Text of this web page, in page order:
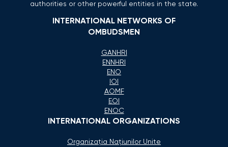
authorities or other powerful entities in the state.
INTERNATIONAL NETWORKS OF
OMBUDSMEN
GANHRI
ENNHRI
ENO
IOI
AOMF
EOI
ENOC
INTERNATIONAL ORGANIZATIONS
Organizaţia Naţiunilor Unite